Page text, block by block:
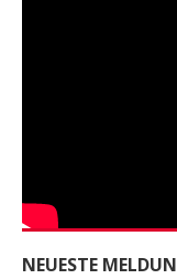
NEUESTE